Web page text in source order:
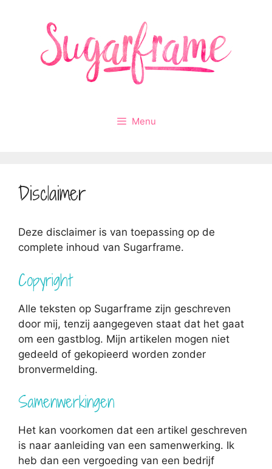
Menu
Disclaimer
Deze disclaimer is van toepassing op de
complete inhoud van Sugarframe.
Copyright
Alle teksten op Sugarframe zijn geschreven
door mij, tenzij aangegeven staat dat het gaat
om een gastblog. Mijn artikelen mogen niet
gedeeld of gekopieerd worden zonder
bronvermelding.
Samenwerkingen
Het kan voorkomen dat een artikel geschreven
is naar aanleiding van een samenwerking. Ik
heb dan een vergoeding van een bedrijf